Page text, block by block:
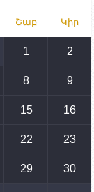
շահավետ
իսպանացի
անձնակազմի
Շաբ Կիր
1 2
8 9
15 16
22 23
29 30